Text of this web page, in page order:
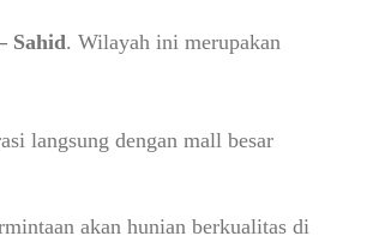
Sahid. Wilayah ini merupakan
langsung dengan mall besar
akan hunian berkualitas di